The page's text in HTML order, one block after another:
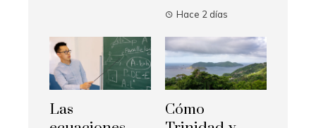
Hace 2 días
Las
Cómo